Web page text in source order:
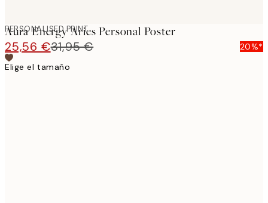
PERSONALISED PRINT
Aura Energy Aries Personal Poster
25,56 €31,95 €
20%*
Elige el tamaño